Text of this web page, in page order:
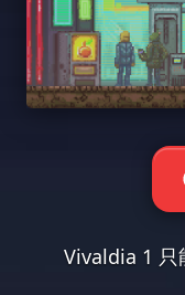
Vivaldia 1 只